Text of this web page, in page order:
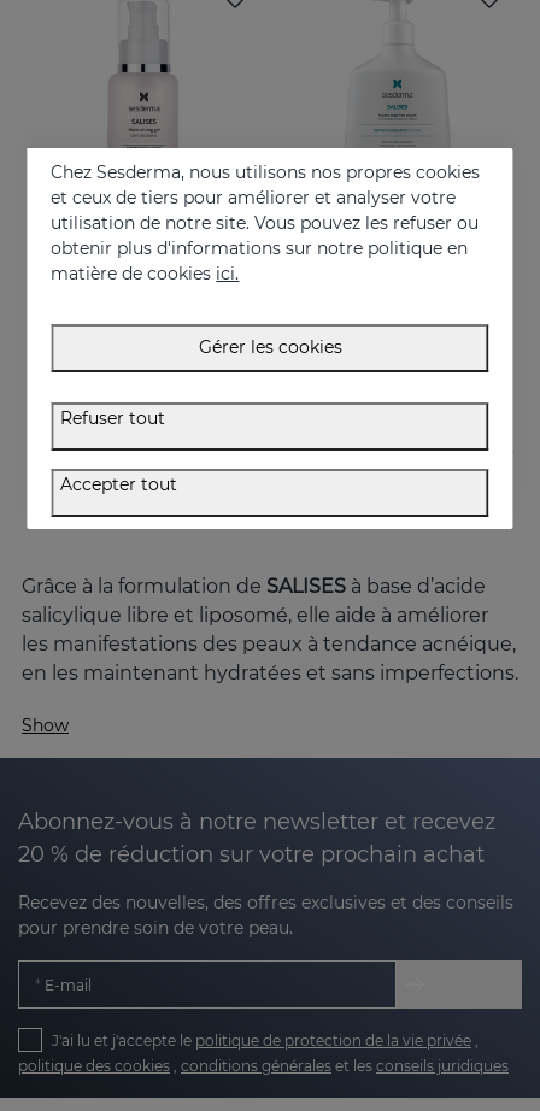
Acheter
Gel hydratant qui régule la sécrétion de graisse
44.95 €
Acheter
Régule l'excès de sébum
22.95 €
Grâce à la formulation de SALISES à base d’acide
salicylique libre et liposomé, elle aide à améliorer
les manifestations des peaux à tendance acnéique,
en les maintenant hydratées et sans imperfections.
Pourquoi choisir SALISES pour votre peau ?
Les peaux sujettes à l’acnéne sont pas seulement
présenter des rougeurs, un colmatage des pores,
un excès de sébum et des marques visibles. Avec
soigneusement sélectionnés,SALISESoffre des
soins complets pour ce type de peau.
Qu'est-ce qui différencie SALISES des autres
lignes ?
La gamme SALISES de Sesdermaoffre un soin
complet de toutes les manifestations de la peau
grasse avec tendance acnéique. Grâce à sa formule
Show
Abonnez-vous à notre newsletter et recevez
20 % de réduction sur votre prochain achat
Recevez des nouvelles, des offres exclusives et des conseils
pour prendre soin de votre peau.
E-mail
J'ai lu et j'accepte le politique de protection de la vie privée
politique des cookies conditions générales et les conseils juridiques
Chez Sesderma, nous utilisons nos propres cookies
et ceux de tiers pour améliorer et analyser votre
utilisation de notre site. Vous pouvez les refuser ou
obtenir plus d'informations sur notre politique en
matière de cookies ici.
Gérer les cookies
Refuser tout
Accepter tout